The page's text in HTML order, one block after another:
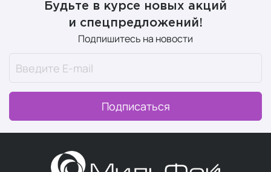
Будьте в курсе новых акций
и спецпредложений!
Подпишитесь на новости
Подписаться